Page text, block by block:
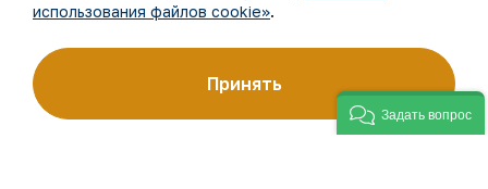
использования файлов cookie».
Принять
Задать вопрос